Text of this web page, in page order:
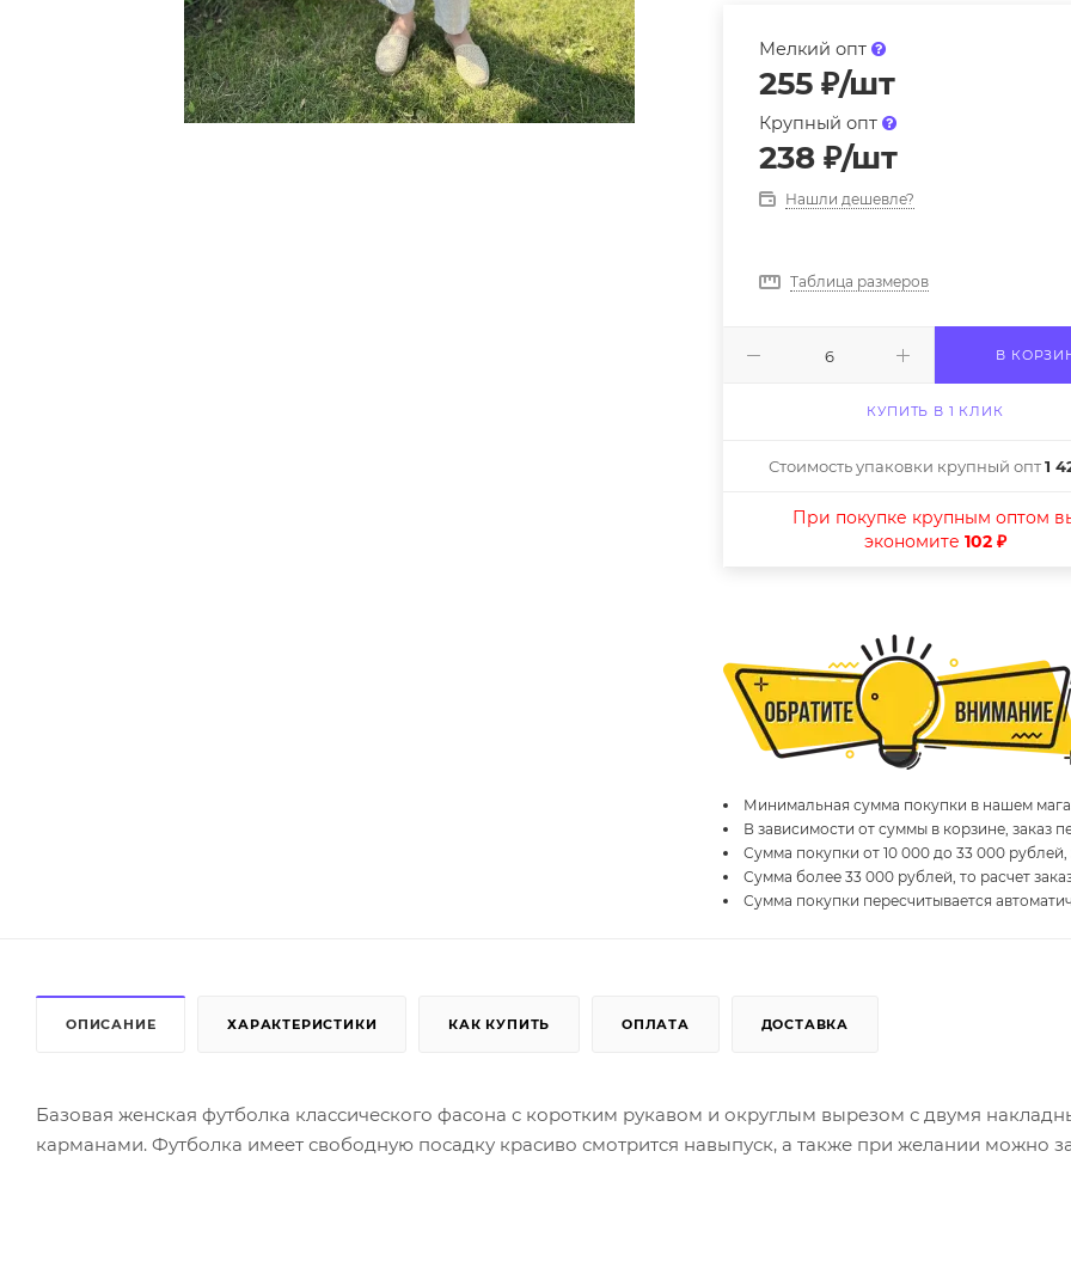
Мелкий опт
255 ₽/шт
Крупный опт
238 ₽/шт
Нашли дешевле?
Таблица размеров
В
КУПИТЬ В 1 КЛИК
Стоимость упаковки крупный опт1
При покупке крупным оптом
экономите 102 ₽
Минимальная сумма покупки в нашем
В зависимости от суммы в корзине, заказ
Сумма покупки от 10 000 до 33 000 рублей,
Сумма более 33 000 рублей, то расчет
Сумма покупки пересчитывается
ОПИСАНИЕ ХАРАКТЕРИСТИКИ КАК КУПИТЬ ОПЛАТА ДОСТАВКА
Базовая женская футболка классического фасона с коротким рукавом и округлым вырезом с двумя
карманами. Футболка имеет свободную посадку красиво смотрится навыпуск, а также при желании можно